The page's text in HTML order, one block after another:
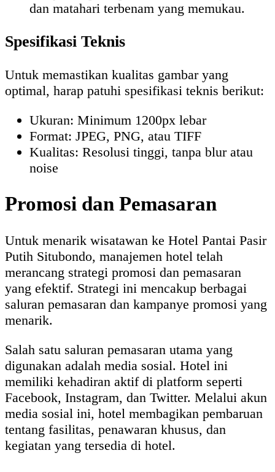
dan matahari terbenam yang memukau.
Spesifikasi Teknis
Untuk memastikan kualitas gambar yang
optimal, harap patuhi spesifikasi teknis berikut:
Ukuran: Minimum 1200px lebar
Format: JPEG, PNG, atau TIFF
Kualitas: Resolusi tinggi, tanpa blur atau
noise
Promosi dan Pemasaran
Untuk menarik wisatawan ke Hotel Pantai Pasir
Putih Situbondo, manajemen hotel telah
merancang strategi promosi dan pemasaran
yang efektif. Strategi ini mencakup berbagai
saluran pemasaran dan kampanye promosi yang
menarik.
Salah satu saluran pemasaran utama yang
digunakan adalah media sosial. Hotel ini
memiliki kehadiran aktif di platform seperti
Facebook, Instagram, dan Twitter. Melalui akun
media sosial ini, hotel membagikan pembaruan
tentang fasilitas, penawaran khusus, dan
kegiatan yang tersedia di hotel.